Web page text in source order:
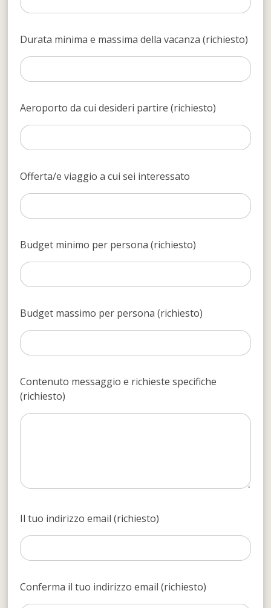
Durata minima e massima della vacanza (richiesto)
Aeroporto da cui desideri partire (richiesto)
Offerta/e viaggio a cui sei interessato
Budget minimo per persona (richiesto)
Budget massimo per persona (richiesto)
Contenuto messaggio e richieste specifiche
(richiesto)
Il tuo indirizzo email (richiesto)
Conferma il tuo indirizzo email (richiesto)